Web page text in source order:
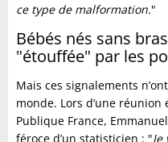
ce type de malformation."
Bébés nés sans
"étouffée" par les
Mais ces signalements
monde. Lors d’une
Publique France,
féroce d’un statisticien : "